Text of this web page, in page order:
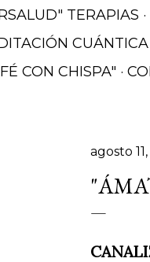
TERAPIAS
CUÁNTICA
CON CHISPA"
agosto